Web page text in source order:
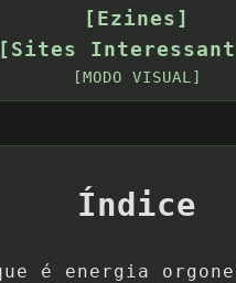
[Ezines]
[Sites
[MODO VISUAL]
Índice
é energia